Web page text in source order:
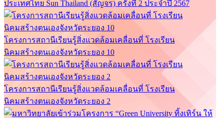
ประเทศไทย Sun Thailand (สัญจร) ครั้งที่ 2 ประจำปี 2567
โครงการสถานีเรียนรู้สิ่งแวดล้อมเคลื่อนที่ โรงเรียน
นิคมสร้างตนเองจังหวัดระยอง 10
โครงการสถานีเรียนรู้สิ่งแวดล้อมเคลื่อนที่ โรงเรียน
นิคมสร้างตนเองจังหวัดระยอง 2